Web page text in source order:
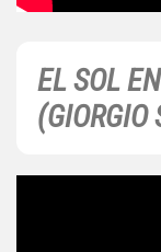
EL SOL
(GIORGIO